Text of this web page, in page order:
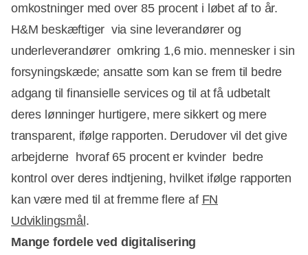
omkostninger med over 85 procent i løbet af to år.
H&M beskæftiger  via sine leverandører og
underleverandører  omkring 1,6 mio. mennesker i sin
forsyningskæde; ansatte som kan se frem til bedre
adgang til finansielle services og til at få udbetalt
deres lønninger hurtigere, mere sikkert og mere
transparent, ifølge rapporten. Derudover vil det give
arbejderne  hvoraf 65 procent er kvinder  bedre
kontrol over deres indtjening, hvilket ifølge rapporten
kan være med til at fremme flere af FN
Udviklingsmål.
Mange fordele ved digitalisering